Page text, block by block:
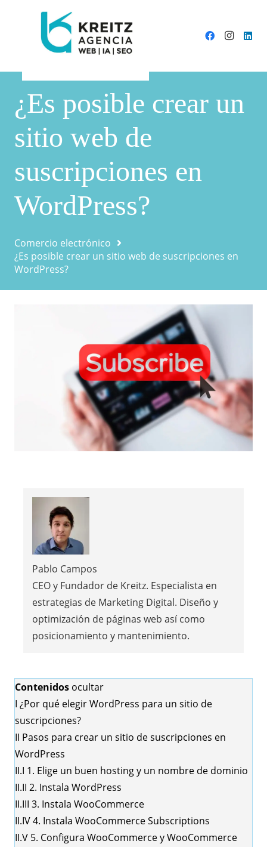
¿Es posible crear un
sitio web de
suscripciones en
WordPress?
Comercio electrónico
¿Es posible crear un sitio web de suscripciones en
WordPress?
Pablo Campos
CEO y Fundador de Kreitz. Especialista en
estrategias de Marketing Digital. Diseño y
optimización de páginas web así como
posicionamiento y mantenimiento.
Contenidos ocultar
I ¿Por qué elegir WordPress para un sitio de
suscripciones?
II Pasos para crear un sitio de suscripciones en
WordPress
II.I 1. Elige un buen hosting y un nombre de dominio
II.II 2. Instala WordPress
II.III 3. Instala WooCommerce
II.IV4. Instala WooCommerce Subscriptions
II.V 5. Configura WooCommerce y WooCommerce